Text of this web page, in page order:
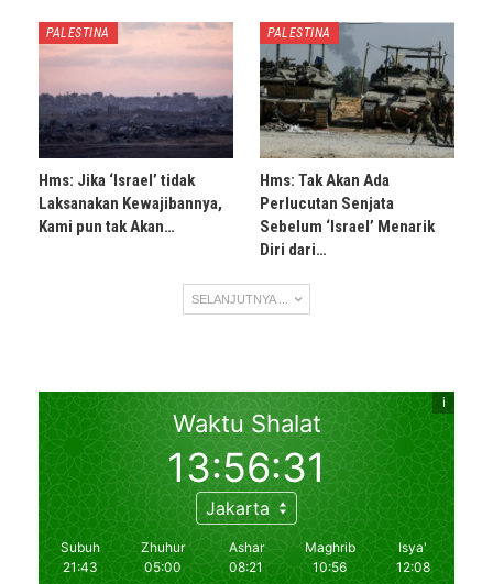
PALESTINA
Hms: Jika ‘Israel’ tidak
Laksanakan Kewajibannya,
Kami pun tak Akan…
PALESTINA
Hms: Tak Akan Ada
Perlucutan Senjata
Sebelum ‘Israel’ Menarik
Diri dari…
SELANJUTNYA ...